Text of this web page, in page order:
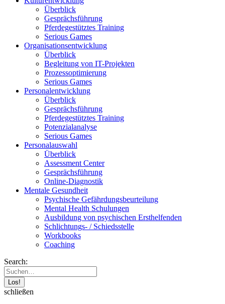
Überblick
Gesprächsführung
Pferdegestütztes Training
Serious Games
Organisationsentwicklung
Überblick
Begleitung von IT-Projekten
Prozessoptimierung
Serious Games
Personalentwicklung
Überblick
Gesprächsführung
Pferdegestütztes Training
Potenzialanalyse
Serious Games
Personalauswahl
Überblick
Assessment Center
Gesprächsführung
Online-Diagnostik
Mentale Gesundheit
Psychische Gefährdungs­beurteilung
Mental Health Schulungen
Ausbildung von psychischen Ersthelfenden
Schlichtungs- / Schiedsstelle
Workbooks
Coaching
Search:
schließen